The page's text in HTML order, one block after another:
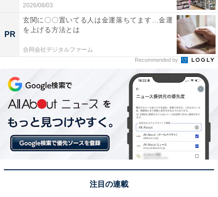
2026/08/03
PR
玄関に〇〇置いてる人は金運落ちてます…金運
を上げる方法とは
合同会社デジタルファーム
Recommended by
注目の連載